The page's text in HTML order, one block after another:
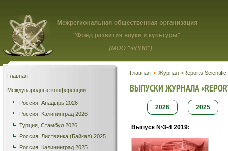
Главная
Международные конференции
Россия, Анадырь 2026
Россия, Калининград 2026
Турция, Стамбул 2026
Россия, Листвянка (Байкал) 2025
Россия, Калининград 2025
Главная Журнал «Reports Scientific
ВЫПУСКИ ЖУРНАЛА
2026 2025
Выпуск №3-4 2019: